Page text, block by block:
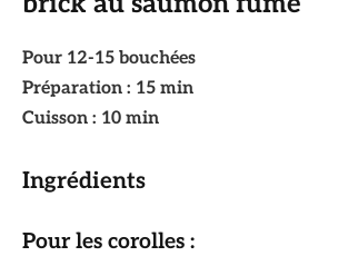
Pour 12-15 bouchées
Préparation : 15 min
Cuisson : 10 min
Ingrédients
Pour les corolles :